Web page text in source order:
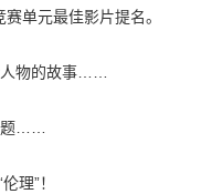
单元最佳影片提名。
物的故事……
题……